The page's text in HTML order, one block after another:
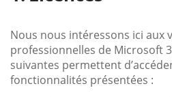
Nous nous intéressons ici aux
professionnelles de Microsoft
suivantes permettent
fonctionnalités présentées :